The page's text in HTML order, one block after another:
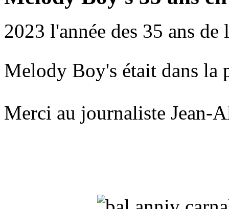
2023 l'année des 35 ans
Melody Boy's était dans la
Merci au journaliste Jean-